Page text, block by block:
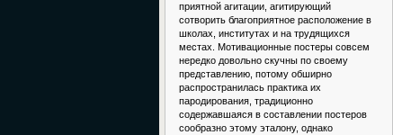
приятной агитации, агитирующий
сотворить благоприятное расположение в
школах, институтах и на трудящихся
местах. Мотивационные постеры совсем
нередко довольно скучны по своему
представлению, потому обширно
распространилась практика их
пародирования, традиционно
содержавшаяся в составлении постеров
сообразно этому эталону, однако